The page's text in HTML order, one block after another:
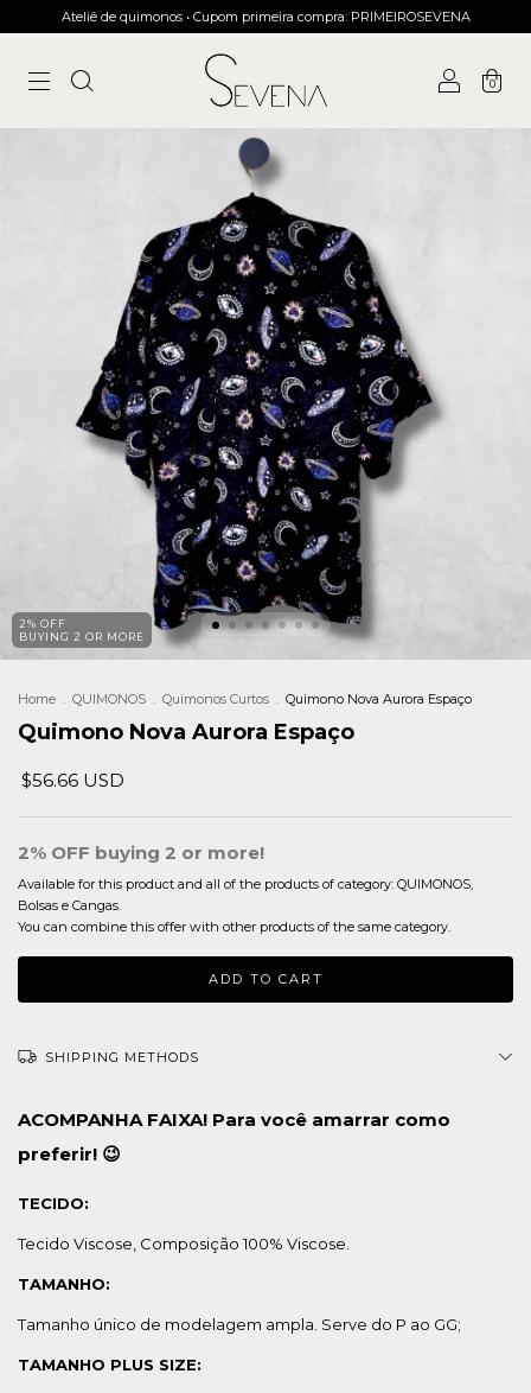
Ateliê de quimonos • Cupom primeira compra: PRIMEIROSEVENA
0
2% OFF
BUYING 2 OR MORE
Home . QUIMONOS . Quimonos Curtos . Quimono Nova Aurora Espaço
Quimono Nova Aurora Espaço
$56.66 USD
2% OFF buying 2 or more!
Available for this product and all of the products of category: QUIMONOS,
Bolsas e Cangas.
You can combine this offer with other products of the same category.
SHIPPING METHODS
ACOMPANHA FAIXA! Para você amarrar como
preferir! 😉
TECIDO:
Tecido Viscose, Composição 100% Viscose.
TAMANHO:
Tamanho único de modelagem ampla. Serve do P ao GG;
TAMANHO PLUS SIZE: